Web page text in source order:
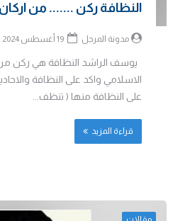
النظافة ركن ....... من اركان
مدونة المرجل
يوسف الراشد النظافة هي ركن من
الاسلامي واكد على النظافة
على النظافة منها ( تنظف...
قراءة المزيد
مقالات